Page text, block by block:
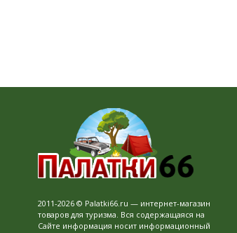
2011-2026 © Palatki66.ru — интернет-магазин
товаров для туризма. Вся содержащаяся на
Сайте информация носит информационный